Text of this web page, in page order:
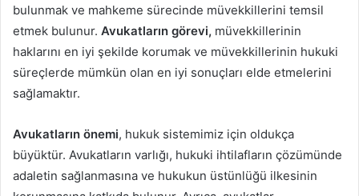
bulunmak ve mahkeme sürecinde müvekkillerini temsil
etmek bulunur. Avukatların görevi, müvekkillerinin
haklarını en iyi şekilde korumak ve müvekkillerinin hukuki
süreçlerde mümkün olan en iyi sonuçları elde etmelerini
sağlamaktır.
Avukatların önemi, hukuk sistemimiz için oldukça
büyüktür. Avukatların varlığı, hukuki ihtilafların çözümünde
adaletin sağlanmasına ve hukukun üstünlüğü ilkesinin